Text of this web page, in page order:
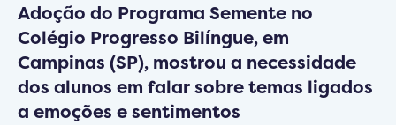
Adoção do Programa Semente no
Colégio Progresso Bilíngue, em
Campinas (SP), mostrou a necessidade
dos alunos em falar sobre temas ligados
a emoções e sentimentos